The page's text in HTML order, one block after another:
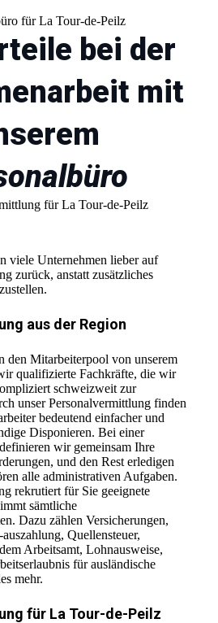
für La Tour-de-Peilz
bei der
mit
viele Unternehmen lieber auf
zurück, anstatt zusätzliches
aus der Region
den Mitarbeiterpool von unserem
qualifizierte Fachkräfte, die wir
schweizweit zur
unser Personalvermittlung finden
bedeutend einfacher und
Disponieren. Bei einer
wir gemeinsam Ihre
und den Rest erledigen
alle administrativen Aufgaben.
rekrutiert für Sie geeignete
sämtliche
Dazu zählen Versicherungen,
Quellensteuer,
Arbeitsamt, Lohnausweise,
für ausländische
mehr.
für La Tour-de-Peilz